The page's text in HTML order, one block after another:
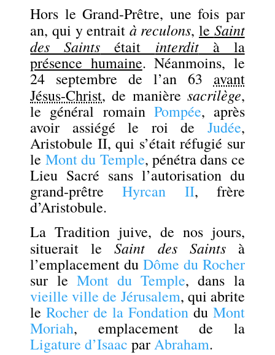
Hors le Grand-Prêtre, une fois par
an, qui y entrait à reculons,le Saint
des Saints était interdità la
présence humaine. Néanmoins, le
24 septembre de l’an 63 avant
Jésus-Christ, de manière sacrilège,
le général romain Pompée, après
avoir assiégé le roi de
Judée,
Aristobule II, qui s’était réfugié sur
le Mont du Temple, pénétra dans ce
Lieu Sacré sans l’autorisation du
grand-prêtre
Hyrcan II, frère
d’Aristobule.
La Tradition juive, de nos jours,
situerait leSaint des Saintsà
l’emplacement du Dôme du Rocher
sur le Mont du Temple, dans la
vieille ville de Jérusalem, qui abrite
le Rocher de la Fondation du Mont
Moriah, emplacement de la
Ligature d’Isaac par Abraham.